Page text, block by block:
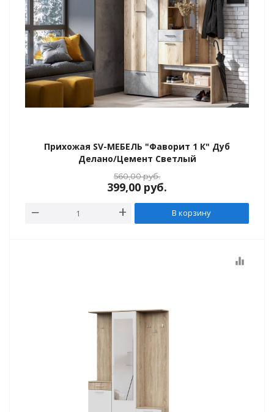
Прихожая SV-МЕБЕЛЬ "Фаворит 1 К" Дуб
Делано/Цемент Светлый
560,00руб.
399,00 руб.
В корзину
equalizer